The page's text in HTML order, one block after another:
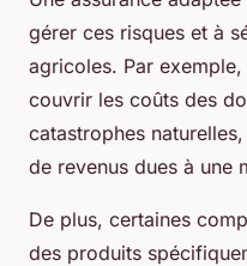
gérer ces risques et à
agricoles. Par
couvrir les coûts des
catastrophes
de revenus dues à une
De plus, certaines
des produits